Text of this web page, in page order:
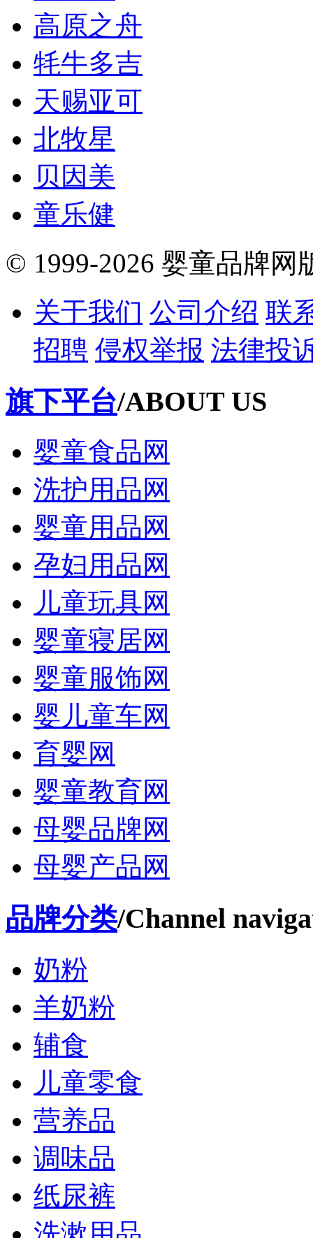
高原之舟
牦牛多吉
天赐亚可
北牧星
贝因美
童乐健
© 1999-2026 婴童品牌网
关于我们 公司介绍 联
招聘 侵权举报 法律投
旗下平台/ABOUT US
婴童食品网
洗护用品网
婴童用品网
孕妇用品网
儿童玩具网
婴童寝居网
婴童服饰网
婴儿童车网
育婴网
婴童教育网
母婴品牌网
母婴产品网
品牌分类/Channel
奶粉
羊奶粉
辅食
儿童零食
营养品
调味品
纸尿裤